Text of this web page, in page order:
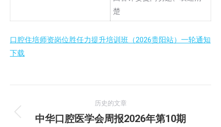
楚
口腔住培师资岗位胜任力提升培训班（2026贵阳站）一轮通知
下载
章
历史的文章
历
中华口腔医学会周报2026年第10期